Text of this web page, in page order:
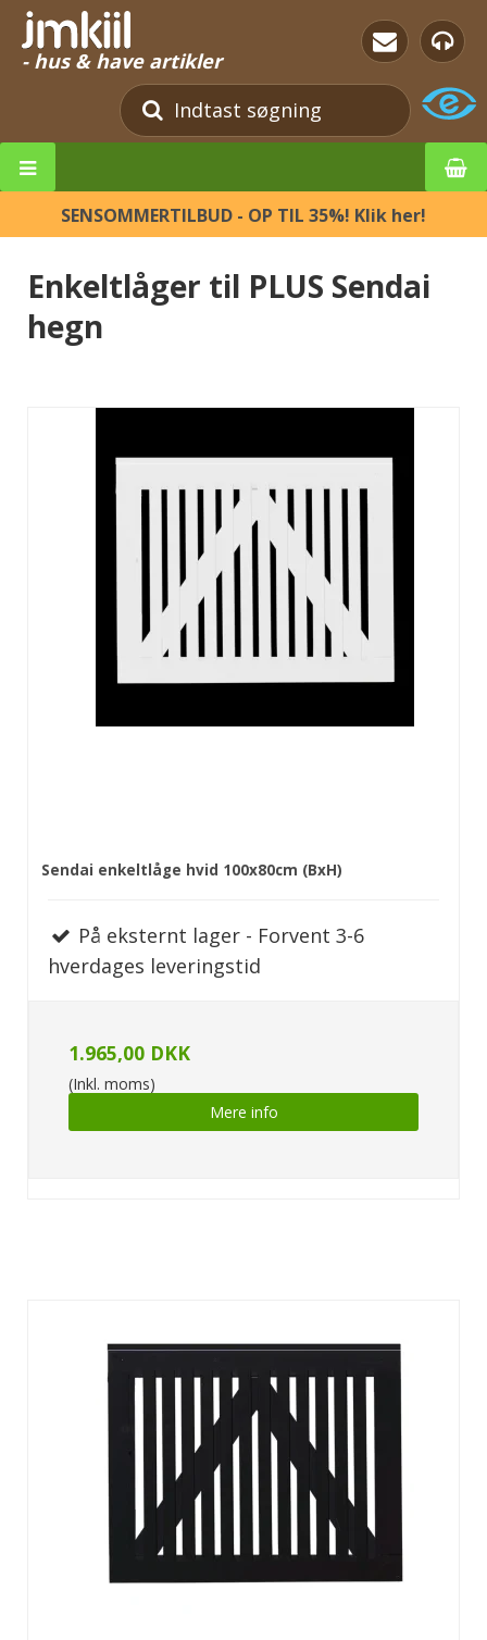
- hus & have artikler
SENSOMMERTILBUD - OP TIL 35%! Klik her!
Enkeltlåger til PLUS Sendai
hegn
Sendai enkeltlåge hvid 100x80cm (BxH)
På eksternt lager - Forvent 3-6
hverdages leveringstid
1.965,00 DKK
(Inkl. moms)
Mere info